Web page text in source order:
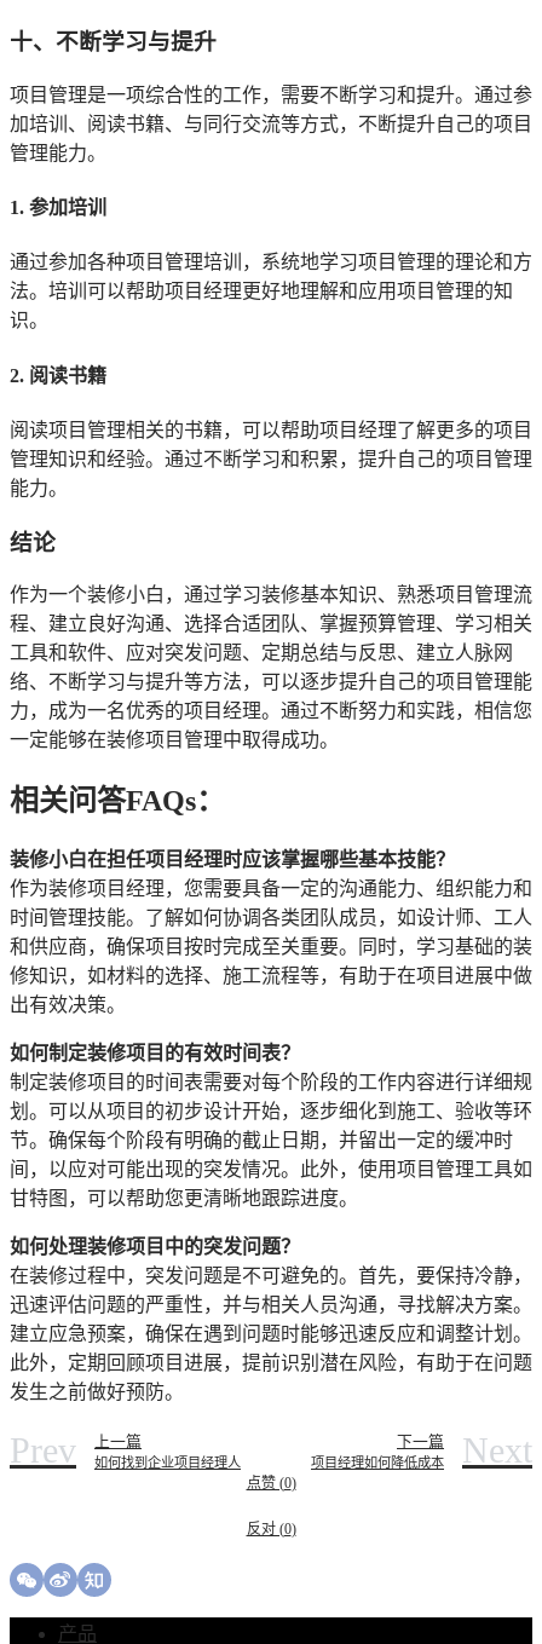
十、不断学习与提升
项目管理是一项综合性的工作，需要不断学习和提升。通过参
加培训、阅读书籍、与同行交流等方式，不断提升自己的项目
管理能力。
1. 参加培训
通过参加各种项目管理培训，系统地学习项目管理的理论和方
法。培训可以帮助项目经理更好地理解和应用项目管理的知
识。
2. 阅读书籍
阅读项目管理相关的书籍，可以帮助项目经理了解更多的项目
管理知识和经验。通过不断学习和积累，提升自己的项目管理
能力。
结论
作为一个装修小白，通过学习装修基本知识、熟悉项目管理流
程、建立良好沟通、选择合适团队、掌握预算管理、学习相关
工具和软件、应对突发问题、定期总结与反思、建立人脉网
络、不断学习与提升等方法，可以逐步提升自己的项目管理能
力，成为一名优秀的项目经理。通过不断努力和实践，相信您
一定能够在装修项目管理中取得成功。
相关问答FAQs：
装修小白在担任项目经理时应该掌握哪些基本技能？
作为装修项目经理，您需要具备一定的沟通能力、组织能力和
时间管理技能。了解如何协调各类团队成员，如设计师、工人
和供应商，确保项目按时完成至关重要。同时，学习基础的装
修知识，如材料的选择、施工流程等，有助于在项目进展中做
出有效决策。
如何制定装修项目的有效时间表？
制定装修项目的时间表需要对每个阶段的工作内容进行详细规
划。可以从项目的初步设计开始，逐步细化到施工、验收等环
节。确保每个阶段有明确的截止日期，并留出一定的缓冲时
间，以应对可能出现的突发情况。此外，使用项目管理工具如
甘特图，可以帮助您更清晰地跟踪进度。
如何处理装修项目中的突发问题？
在装修过程中，突发问题是不可避免的。首先，要保持冷静，
迅速评估问题的严重性，并与相关人员沟通，寻找解决方案。
建立应急预案，确保在遇到问题时能够迅速反应和调整计划。
此外，定期回顾项目进展，提前识别潜在风险，有助于在问题
发生之前做好预防。
Prev 上一篇
如何找到企业项目经理人
下一篇
项目经理如何降低成本 Next
点赞 (0)
反对 (0)
产品